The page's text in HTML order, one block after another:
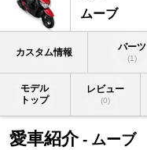
ムーブ
カスタム情報 パーツ
(1)
モデル
トップ
レビュー
(0)
愛車紹介- ムーブ